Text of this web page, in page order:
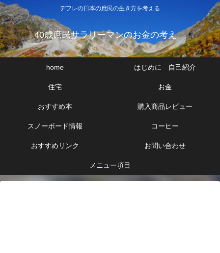
デフレの日本の庶民の生き方を考える
40歳庶民サラリーマンのお金の考え
home はじめに 自己紹介
住宅 お金
おすすめ本 購入商品レビュー
スノーボード情報 コーヒー
おすすめリンク お問い合わせ
メニュー項目